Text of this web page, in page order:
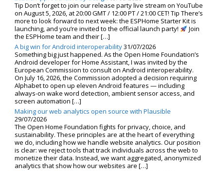
Tip Don’t forget to join our release party live stream on YouTube
on August 5, 2026, at 20:00 GMT / 12:00 PT / 21:00 CET! Tip There’s
more to look forward to next week: the ESPHome Starter Kit is
launching, and you’re invited to the official launch party!
Join
the ESPHome team and their […]
A big win for Android interoperability31/07/2026
Something big just happened. As the Open Home Foundation’s
Android developer for Home Assistant, I was invited by the
European Commission to consult on Android interoperability.
On July 16, 2026, the Commission adopted a decision requiring
Alphabet to open up eleven Android features — including
always-on wake word detection, ambient sensor access, and
screen automation […]
Making our web analytics open source with Plausible
29/07/2026
The Open Home Foundation fights for privacy, choice, and
sustainability. These principles are at the heart of everything
we do, including how we handle website analytics. Our position
is clear: we reject tools that track individuals across the web to
monetize their data. Instead, we want aggregated, anonymized
analytics that show how our websites are […]